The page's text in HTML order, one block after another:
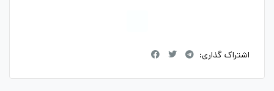
اشتراک گذاری: